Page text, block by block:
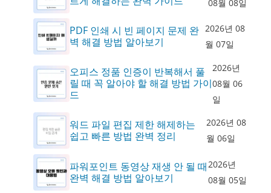
08월 08일
PDF 인쇄 시 빈 페이지 문제 완
벽 해결 방법 알아보기
2026년 08
월 07일
오피스 정품 인증이 반복해서 풀
릴 때 꼭 알아야 할 해결 방법 가이
드
2026년
08월 06
일
워드 파일 편집 제한 해제하는
쉽고 빠른 방법 완벽 정리
2026년 08
월 06일
파워포인트 동영상 재생 안 될 때
완벽 해결 방법 알아보기
2026년
08월 05일